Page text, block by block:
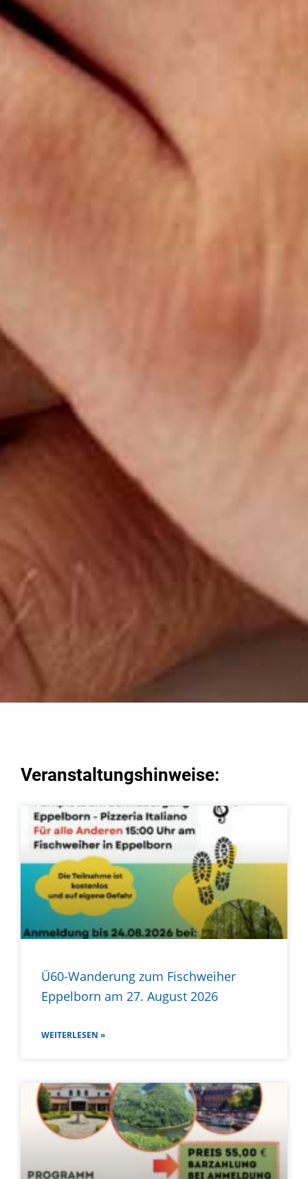
Veranstaltungshinweise:
Ü60-Wanderung zum Fischweiher
Eppelborn am 27. August 2026
WEITERLESEN »